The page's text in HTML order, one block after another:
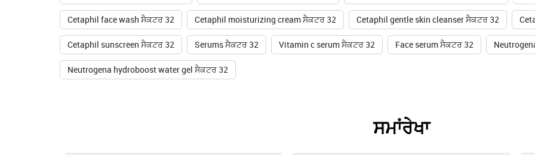
Cetaphil face wash ਸੈਕਟਰ 32 Cetaphil moisturizing cream ਸੈਕਟਰ 32 Cetaphil gentle skin cleanser ਸੈਕਟਰ 32
Cetaphil sunscreen ਸੈਕਟਰ 32 Serums ਸੈਕਟਰ 32 Vitamin c serum ਸੈਕਟਰ 32 Face serum ਸੈਕਟਰ 32
Neutrogena hydroboost water gel ਸੈਕਟਰ 32
ਸਮਾਂਰੇਖਾ